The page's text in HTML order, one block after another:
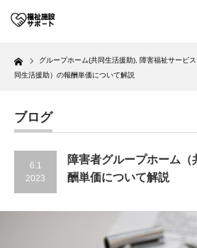
Home グループホーム(共同生活援助) 障害福祉サービス
同生活援助）の報酬単価について解説
ブログ
6.1
2023
障害者グループホーム（
酬単価について解説